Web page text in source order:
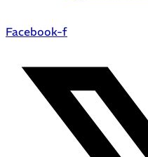
Facebook-f